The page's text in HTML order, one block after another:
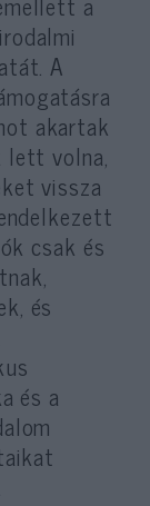
A
akartak
lett volna,
vissza
csak és
és
és a